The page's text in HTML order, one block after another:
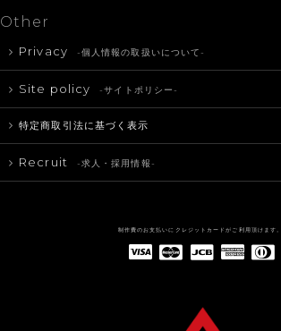
Other
Privacy -個人情報の取扱いについて-
Site policy -サイトポリシー-
特定商取引法に基づく表示
Recruit -求人・採用情報-
制作費のお支払いにクレジットカードがご利用頂けます。